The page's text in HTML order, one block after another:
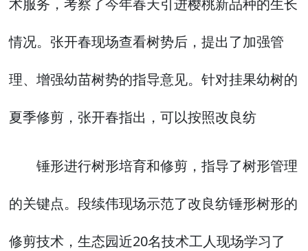
术服务，考察了今年春天引进樱桃新品种的生长
情况。张开春现场查看树势后，提出了加强管
理、增强幼苗树势的指导意见。针对挂果幼树的
夏季修剪，张开春指出，可以按照改良纺
锤形进行树形培育和修剪，指导了树形管理
的关键点。段续伟现场示范了改良纺锤形树形的
修剪技术，生态园近20名技术工人现场学习了